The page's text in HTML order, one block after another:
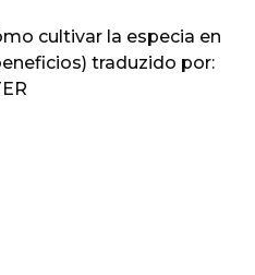
cultivar la especia en
traduzido por: